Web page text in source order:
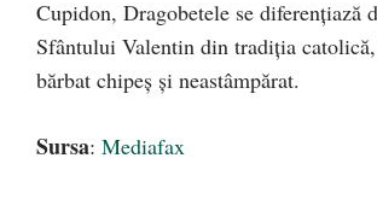
Cupidon, Dragobetele se diferenţiază
Sfântului Valentin din tradiţia
bărbat chipeş şi neastâmpărat.
Sursa: Mediafax